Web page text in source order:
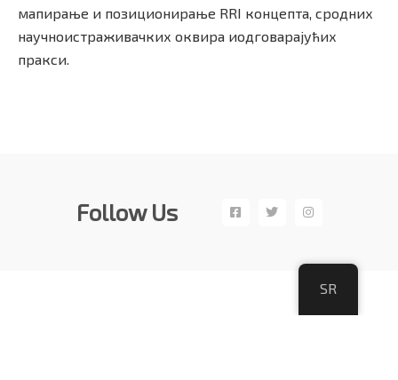
мапирање и позиционирање RRI концепта, сродних
научноистраживачких оквира иодговарајућих
пракси.
Follow Us
SR